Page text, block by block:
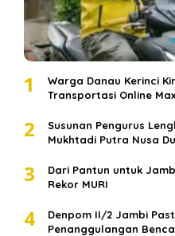
1
Warga Danau Kerinci
Transportasi Online
2
Susunan Pengurus
Mukhtadi Putra Nusa
3
Dari Pantun untuk
Rekor MURI
4
Denpom II/2 Jambi
Penanggulangan